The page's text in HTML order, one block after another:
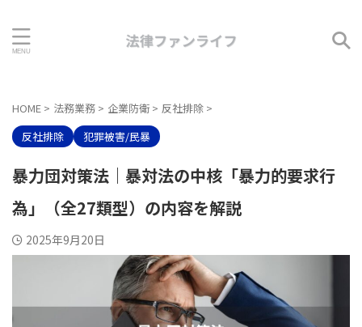
HOME > 法務業務 > 企業防衛 > 反社排除 >
反社排除
犯罪被害/民暴
暴力団対策法｜暴対法の中核「暴力的要求行
為」（全27類型）の内容を解説
2025年9月20日